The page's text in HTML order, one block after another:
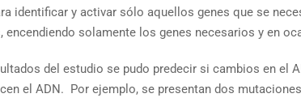
identificar y activar sólo aquellos genes que se
encendiendo solamente los genes necesarios y en
del estudio se pudo predecir si cambios en el
el ADN. Por ejemplo, se presentan dos